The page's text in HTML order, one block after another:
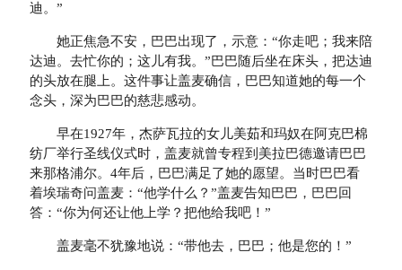
迪。”
她正焦急不安，巴巴出现了，示意：“你走吧；我来陪
达迪。去忙你的；这儿有我。”巴巴随后坐在床头，把达迪
的头放在腿上。这件事让盖麦确信，巴巴知道她的每一个
念头，深为巴巴的慈悲感动。
早在1927年，杰萨瓦拉的女儿美茹和玛奴在阿克巴棉
纺厂举行圣线仪式时，盖麦就曾专程到美拉巴德邀请巴巴
来那格浦尔。4年后，巴巴满足了她的愿望。当时巴巴看
着埃瑞奇问盖麦：“他学什么？”盖麦告知巴巴，巴巴回
答：“你为何还让他上学？把他给我吧！”
盖麦毫不犹豫地说：“带他去，巴巴；他是您的！”